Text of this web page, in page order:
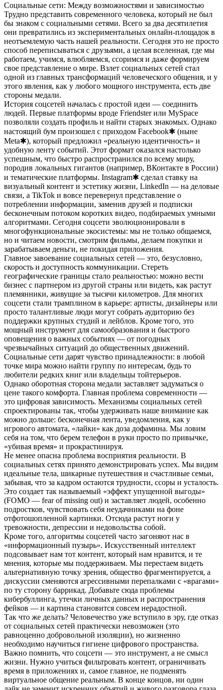
Социальные сети: Между возможностями и зависимостью
Трудно представить современного человека, который не был
бы знаком с социальными сетями. Всего за два десятилетия
они превратились из экспериментальных онлайн-площадок в
неотъемлемую часть нашей реальности. Сегодня это не просто
способ переписываться с друзьями, а целая вселенная, где мы
работаем, учимся, влюбляемся, ссоримся и даже формируем
свое представление о мире. Взлет социальных сетей стал
одной из главных трансформаций человеческого общения, и у
этого явления, как у любого мощного инструмента, есть две
стороны медали.
История соцсетей началась с простой идеи — соединить
людей. Первые платформы вроде Friendster или MySpace
позволяли создать профиль и найти старых знакомых. Однако
настоящий бум произошел с приходом Facebook✱ (ныне
Meta✱), который предложил «реальную идентичность» и
удобную ленту событий. Этот формат оказался настолько
успешным, что быстро распространился по всему миру,
породив локальных гигантов (например, ВКонтакте в России)
и тематические платформы. Instagram✱ сделал ставку на
визуальный контент и эстетику жизни, LinkedIn — на деловые
связи, а TikTok и вовсе перевернул представление о
потреблении информации, заменив друзей и подписки
бесконечным потоком коротких видео, подбираемых умными
алгоритмами. Сегодня соцсети эволюционировали в
многофункциональные экосистемы: мы не только общаемся,
но и читаем новости, смотрим фильмы, делаем покупки и
зарабатываем деньги, не покидая приложения.
Главное завоевание социальных сетей — это, безусловно,
скорость и доступность коммуникации. Стереть
географические границы стало реальностью: можно вести
бизнес с партнером из другой страны или видеть, как растут
племянники, живущие за тысячи километров. Для многих
соцсети стали трамплином в карьере: артисты, дизайнеры или
просто талантливые люди могут собрать аудиторию без
поддержки крупных студий и лейблов. Кроме того, это
мощный инструмент для самообразования и быстрого
оповещения о важных событиях — от погодных
чрезвычайных ситуаций до общественных движений.
Социальные сети дарят чувство принадлежности: в любой
точке мира можно найти группу по интересам, будь то
любители редких книг или владельцы тойтерьеров.
Однако оборотная сторона медали заставляет задуматься о
цене такого комфорта. Главная проблема современности —
это цифровая зависимость. Механизмы социальных сетей
спроектированы так, чтобы удерживать наше внимание как
можно дольше: бесконечная лента, уведомления, как у
игрового автомата, «лайки» как доза дофамина. Мы ловим
себя на том, что берем телефон в руки просто по привычке,
«убивая время» и прокрастинируя.
Не менее опасна проблема восприятия реальности. В
социальных сетях принято демонстрировать успех. Мы видим
идеальные тела, шикарные путешествия и счастливые семьи,
забывая, что за кадром остаются трудности, ссоры и усталость.
Это создает так называемый «эффект упущенной выгоды»
(FOMO — fear of missing out) и заставляет людей, особенно
подростков, чувствовать себя неудачниками на фоне
отфотошопленной картинки. Отсюда растут ноги у
тревожности, депрессии и недовольства собой.
Кроме того, алгоритмы соцсетей часто загоняют нас в
«информационный пузырь». Искусственный интеллект
подсовывает нам тот контент, который нам нравится, и те
мнения, которые мы поддерживаем. Мы перестаем видеть
альтернативную точку зрения, общество фрагментируется, а
дискуссии сменяются агрессивными перепалками с «врагами»
по ту сторону баррикад. Добавьте сюда проблемы
кибербуллинга, утечки личных данных и распространения
фейков — и картина становится совсем нерадостной.
Так что же делать? Человечество уже вступило в эру, где отказ
от социальных сетей практически невозможен (это
равноценно добровольной изоляции), но жизненно
необходимо научиться гигиене цифрового пространства.
Важно помнить, что соцсети — это инструмент, а не смысл
жизни. Нужно учиться фильтровать контент, ограничивать
время в приложениях и, самое главное, не подменять
виртуальное общение реальным. В конце концов, ни один